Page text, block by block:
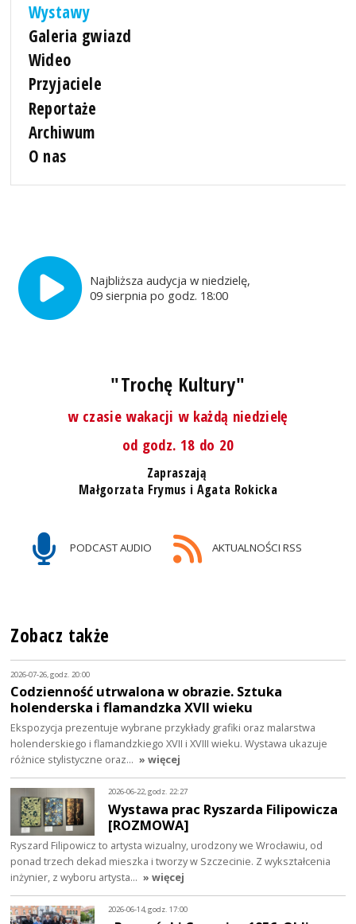
Wystawy
Galeria gwiazd
Wideo
Przyjaciele
Reportaże
Archiwum
O nas
Najbliższa audycja w niedzielę,
09 sierpnia po godz. 18:00
"Trochę Kultury"
w czasie wakacji w każdą niedzielę
od godz. 18 do 20
Zapraszają
Małgorzata Frymus i Agata Rokicka
PODCAST AUDIO AKTUALNOŚCI RSS
Zobacz także
2026-07-26, godz. 20:00
Codzienność utrwalona w obrazie. Sztuka
holenderska i flamandzka XVII wieku
Ekspozycja prezentuje wybrane przykłady grafiki oraz malarstwa
holenderskiego i flamandzkiego XVII i XVIII wieku. Wystawa ukazuje
różnice stylistyczne oraz… » więcej
2026-06-22, godz. 22:27
Wystawa prac Ryszarda Filipowicza
[ROZMOWA]
Ryszard Filipowicz to artysta wizualny, urodzony we Wrocławiu, od
ponad trzech dekad mieszka i tworzy w Szczecinie. Z wykształcenia
inżynier, z wyboru artysta… » więcej
2026-06-14, godz. 17:00